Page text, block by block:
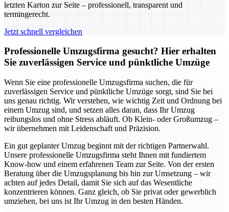
letzten Karton zur Seite – professionell, transparent und
termingerecht.
Jetzt schnell vergleichen
Professionelle Umzugsfirma gesucht? Hier erhalten
Sie zuverlässigen Service und pünktliche Umzüge
Wenn Sie eine professionelle Umzugsfirma suchen, die für
zuverlässigen Service und pünktliche Umzüge sorgt, sind Sie bei
uns genau richtig. Wir verstehen, wie wichtig Zeit und Ordnung bei
einem Umzug sind, und setzen alles daran, dass Ihr Umzug
reibungslos und ohne Stress abläuft. Ob Klein- oder Großumzug –
wir übernehmen mit Leidenschaft und Präzision.
Ein gut geplanter Umzug beginnt mit der richtigen Partnerwahl.
Unsere professionelle Umzugsfirma steht Ihnen mit fundiertem
Know-how und einem erfahrenen Team zur Seite. Von der ersten
Beratung über die Umzugsplanung bis hin zur Umsetzung – wir
achten auf jedes Detail, damit Sie sich auf das Wesentliche
konzentrieren können. Ganz gleich, ob Sie privat oder gewerblich
umziehen, bei uns ist Ihr Umzug in den besten Händen.